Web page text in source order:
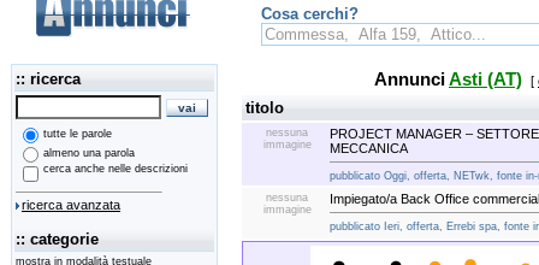
Cosa cerchi?
:: ricerca
tutte le parole
almeno una parola
cerca anche nelle descrizioni
ricerca avanzata
:: categorie
mostra in modalità testuale
AnnunciAsti (AT) [
titolo
nessuna
immagine
PROJECT MANAGER –
MECCANICA
pubblicato Oggi, offerta, NETwk, fonte
nessuna
immagine
Impiegato/a Back Office
pubblicato Ieri, offerta, Errebi spa, fonte